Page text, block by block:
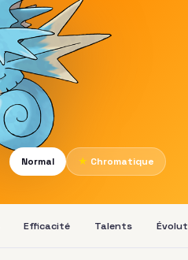
Normal
★ Chromatique
Efficacité Talents